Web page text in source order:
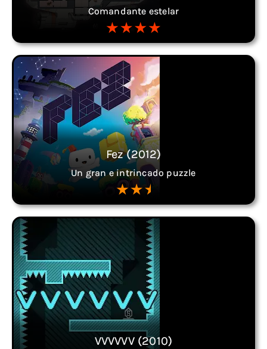
Comandante estelar
Fez (2012)
Un gran e intrincado puzzle
VVVVVV (2010)